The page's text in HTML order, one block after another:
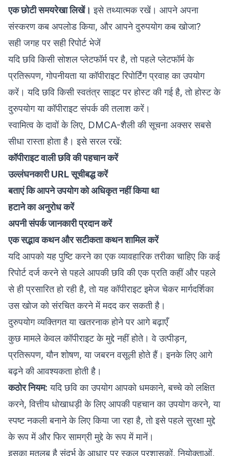
एक छोटी समयरेखा लिखें। इसे तथ्यात्मक रखें। आपने अपना
संस्करण कब अपलोड किया, और आपने दुरुपयोग कब खोजा?
सही जगह पर सही रिपोर्ट भेजें
यदि छवि किसी सोशल प्लेटफॉर्म पर है, तो पहले प्लेटफॉर्म के
प्रतिरूपण, गोपनीयता या कॉपीराइट रिपोर्टिंग प्रवाह का उपयोग
करें। यदि छवि किसी स्वतंत्र साइट पर होस्ट की गई है, तो होस्ट के
दुरुपयोग या कॉपीराइट संपर्क की तलाश करें।
स्वामित्व के दावों के लिए, DMCA-शैली की सूचना अक्सर सबसे
सीधा रास्ता होता है। इसे सरल रखें:
कॉपीराइट वाली छवि की पहचान करें
उल्लंघनकारी URL सूचीबद्ध करें
बताएं कि आपने उपयोग को अधिकृत नहीं किया था
हटाने का अनुरोध करें
अपनी संपर्क जानकारी प्रदान करें
एक सद्भाव कथन और सटीकता कथन शामिल करें
यदि आपको यह पुष्टि करने का एक व्यावहारिक तरीका चाहिए कि कई
रिपोर्ट दर्ज करने से पहले आपकी छवि की एक प्रति कहीं और पहले
से ही प्रसारित हो रही है, तोयह कॉपीराइट इमेज चेकर मार्गदर्शिका
उस खोज को संरचित करने में मदद कर सकती है।
दुरुपयोग व्यक्तिगत या खतरनाक होने पर आगे बढ़ाएँ
कुछ मामले केवल कॉपीराइट के मुद्दे नहीं होते। वे उत्पीड़न,
प्रतिरूपण, यौन शोषण, या जबरन वसूली होते हैं। इनके लिए आगे
बढ़ने की आवश्यकता होती है।
कठोर नियम: यदि छवि का उपयोग आपको धमकाने, बच्चे को लक्षित
करने, वित्तीय धोखाधड़ी के लिए आपकी पहचान का उपयोग करने, या
स्पष्ट नकली बनाने के लिए किया जा रहा है, तो इसे पहले सुरक्षा मुद्दे
के रूप में और फिर सामग्री मुद्दे के रूप में मानें।
इसका मतलब है संदर्भ के आधार पर स्कूल प्रशासकों, नियोक्ताओं,